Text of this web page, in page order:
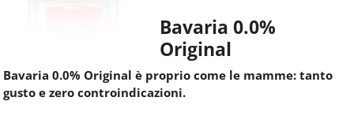
Bavaria 0.0%
Original
Bavaria 0.0% Original è proprio come le mamme: tanto
gusto e zero controindicazioni.